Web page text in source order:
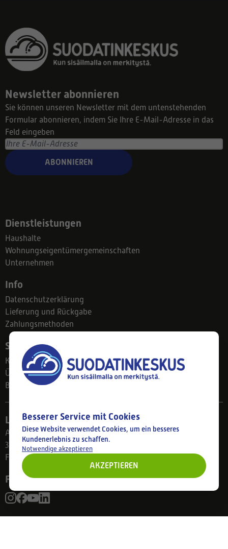
Newsletter abonnieren
Sie können unseren Newsletter mit dem untenstehenden
Formular abonnieren, indem Sie Ihre E-Mail-Adresse in das
Feld eingeben
ABONNIEREN
Dienstleistungen
Haushalte
Wohnungseigentümergemeinschaften
Unternehmen
Info
Datenschutzerklärung
Lieferung und Rückgabe
Zahlungsmethoden
Suodatinkeskus
Kontakt
Über uns
Blog
Ladengeschäft
Ahlmanintie 61
33800 Tampere
Finnland
Folgen Sie uns
Besserer Service mit Cookies
Diese Website verwendet Cookies, um ein besseres
Kundenerlebnis zu schaffen.
Notwendige akzeptieren
AKZEPTIEREN